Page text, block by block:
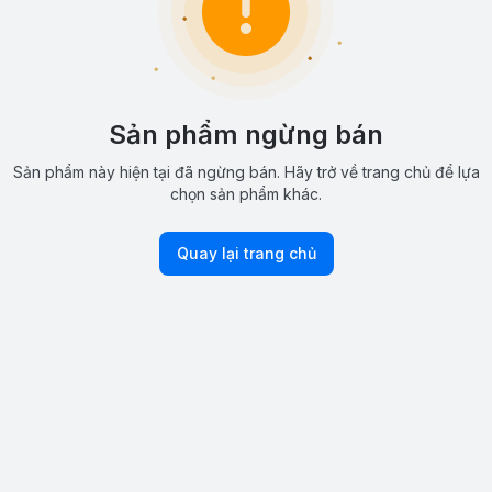
Sản phẩm ngừng bán
Sản phẩm này hiện tại đã ngừng bán. Hãy trở về trang chủ để lựa
chọn sản phẩm khác.
Quay lại trang chủ